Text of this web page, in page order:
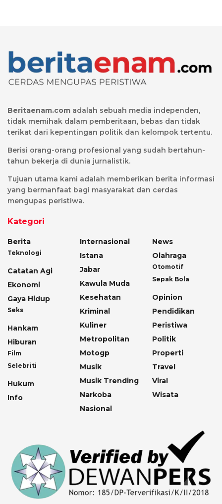
Beritaenam.com adalah sebuah media independen,
tidak memihak dalam pemberitaan, bebas dan tidak
terikat dari kepentingan politik dan kelompok tertentu.
Berisi orang-orang profesional yang sudah bertahun-
tahun bekerja di dunia jurnalistik.
Tujuan utama kami adalah memberikan berita informasi
yang bermanfaat bagi masyarakat dan cerdas
mengupas peristiwa.
Kategori
Berita
Teknologi
Catatan Agi
Ekonomi
Gaya Hidup
Seks
Hankam
Hiburan
Film
Selebriti
Hukum
Info
Internasional
Istana
Jabar
Kawula Muda
Kesehatan
Kriminal
Kuliner
Metropolitan
Motogp
Musik
Musik Trending
Narkoba
Nasional
News
Olahraga
Otomotif
Sepak Bola
Opinion
Pendidikan
Peristiwa
Politik
Properti
Travel
Viral
Wisata